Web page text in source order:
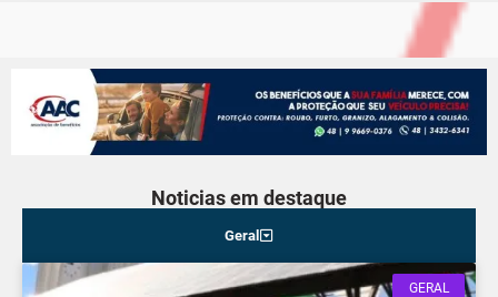
Noticias em destaque
Geral
GERAL